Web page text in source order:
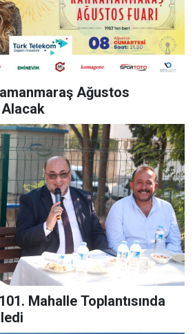
Ağustos
Alacak
Mahalle Toplantısında